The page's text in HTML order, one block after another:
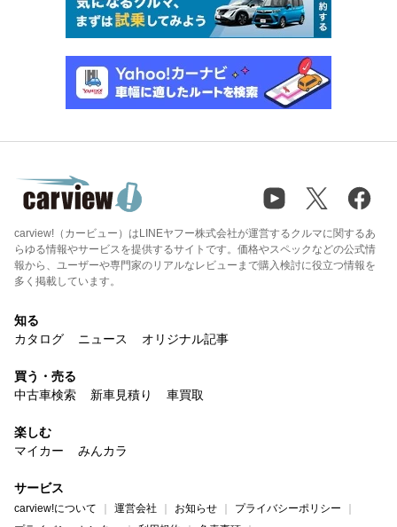
carview!（カービュー）はLINEヤフー株式会社が運営するクルマに関するあ
らゆる情報やサービスを提供するサイトです。価格やスペックなどの公式情
報から、ユーザーや専門家のリアルなレビューまで購入検討に役立つ情報を
多く掲載しています。
知る
カタログ
ニュース オリジナル記事
買う・売る
中古車検索
新車見積り 車買取
楽しむ
マイカー
みんカラ
サービス
carview!について 運営会社 お知らせ
プライバシーポリシー